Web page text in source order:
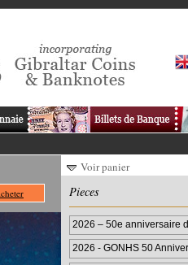
Voir panier
Pieces
2026 – 50e anniversaire
de 50p
2026 - GONHS 50
pence de